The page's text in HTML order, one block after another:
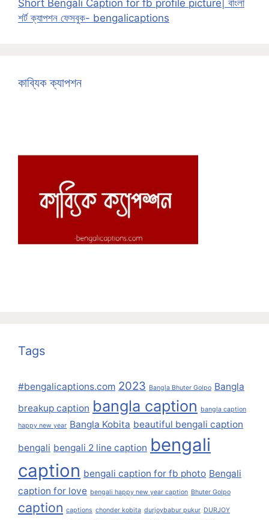
Short Bengali Caption for fb profile picture| বাংলা
শর্ট ক্যাপশন ফেসবুক- bengalicaptions
কাব্যিক ক্যাপশন
Tags
#bengalicaptions.com 2023 Bangla Bhuter Golpo Bangla
breakup caption bangla caption bangla caption
happy new year Bangla Kobita beautiful bengali caption
bengali bengali 2 line caption bengali
caption bengali caption for fb photo Bengali
caption for love bengali happy new year caption Bhuter Golpo
caption captions chonder kobita durjoybabur pukur DURJOY